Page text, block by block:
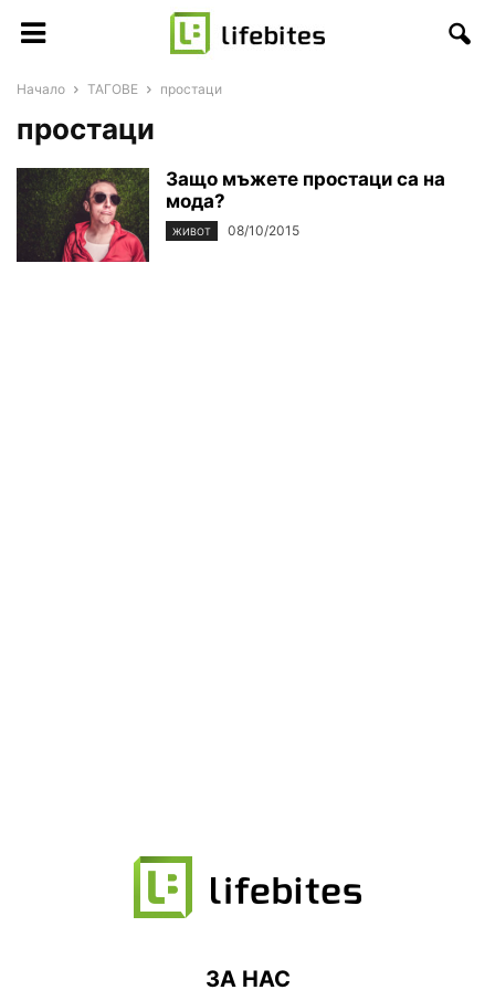
Начало ТАГОВЕ простаци
простаци
Защо мъжете простаци са на
мода?
ЖИВОТ 08/10/2015
ЗА НАС